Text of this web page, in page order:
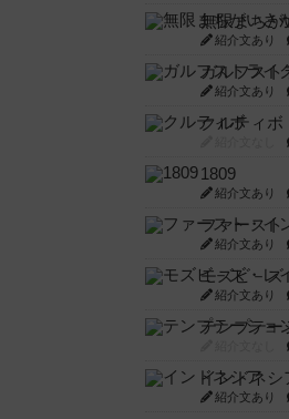
無限まちが
紹介文あり
ガルフスト
紹介文あり
クルティボ
1809
紹介文あり
紹介文あり
モズビ－ズ
紹介文あり
テンプテー
インドネシ
紹介文あり